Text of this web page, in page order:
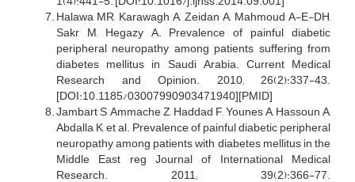
Halawa MR, Karawagh A, Zeidan A, Mahmoud A-E-DH,
Sakr M, Hegazy A. Prevalence of painful diabetic
peripheral neuropathy among patients suffering from
diabetes mellitus in Saudi Arabia. Current Medical
Research and Opinion. 2010; 26(2):337-43.
[DOI:10.1185/03007990903471940][PMID]
Jambart S, Ammache Z, Haddad F, Younes A, Hassoun A,
Abdalla K, et al. Prevalence of painful diabetic peripheral
neuropathy among patients with diabetes mellitus in the
Middle East reg Journal of International Medical
Research. 2011; 39(2):366-77.